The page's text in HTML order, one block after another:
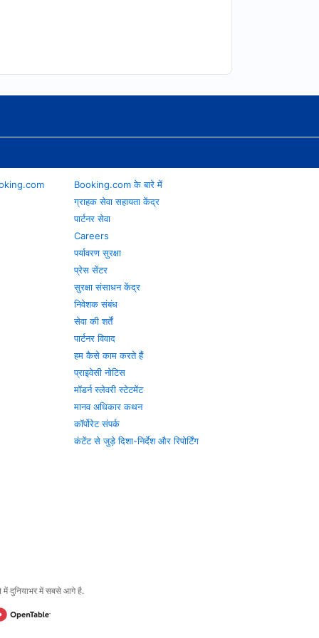
Booking.com के बारे में
ग्राहक सेवा सहायता केंद्र
पार्टनर सेवा
Careers
पर्यावरण सुरक्षा
प्रेस सेंटर
सुरक्षा संसाधन केंद्र
निवेशक संबंध
सेवा की शर्तें
पार्टनर विवाद
हम कैसे काम करते हैं
प्राइवेसी नोटिस
मॉडर्न स्लेवरी स्टेटमेंट
मानव अधिकार कथन
कॉर्पोरेट संपर्क
कंटेंट से जुड़े दिशा-निर्देश और रिपोर्टिंग
दुनियाभर में सबसे आगे है.